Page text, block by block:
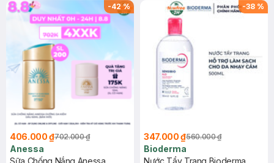
SPF 50+ 20ml (SL Có Hạn)
(SL có hạn)
-42%
406.000 ₫702.000 ₫
Anessa
Sữa Chống Nắng Anessa
-38 %
347.000 ₫560.000 ₫
Bioderma
Nước Tẩy Trang Bioderma